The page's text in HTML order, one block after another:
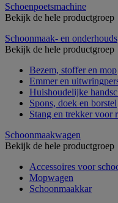
Schoenpoetsmachine
Bekijk de hele productgroep
Schoonmaak- en
Bekijk de hele productgroep
Bezem, stoffer en mop
Emmer en
Huishoudelijke
Spons, doek en borstel
Stang en trekker voor
Schoonmaakwagen
Bekijk de hele productgroep
Accessoires voor
Mopwagen
Schoonmaakkar